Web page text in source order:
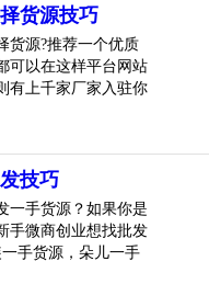
惊了。
至没有值得你注意的
的微商代理，布洛迪
说，自己之所以从兼
有一点：不用交际应酬
货源技巧
货源?推荐一个优质
可以在这样平台网站
有上千家厂家入驻你
技巧
一手货源？如果你是
手微商创业想找批发
手货源，朵儿一手